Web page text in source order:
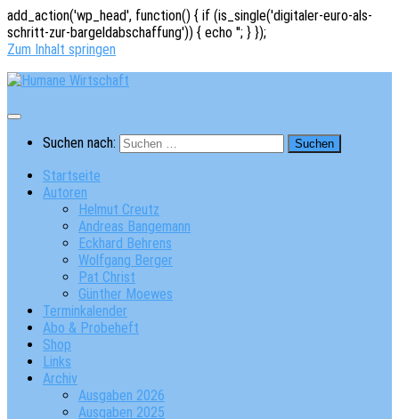
add_action('wp_head', function() { if (is_single('digitaler-euro-als-
schritt-zur-bargeldabschaffung')) { echo ''; } });
Zum Inhalt springen
Suchen nach:
Startseite
Autoren
Helmut Creutz
Andreas Bangemann
Eckhard Behrens
Wolfgang Berger
Pat Christ
Günther Moewes
Terminkalender
Abo & Probeheft
Shop
Links
Archiv
Ausgaben 2026
Ausgaben 2025